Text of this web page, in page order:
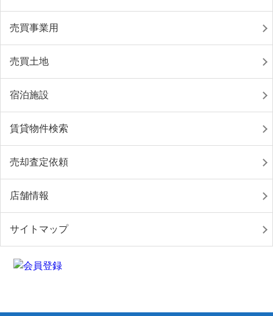
売買事業用
売買土地
宿泊施設
賃貸物件検索
売却査定依頼
店舗情報
サイトマップ